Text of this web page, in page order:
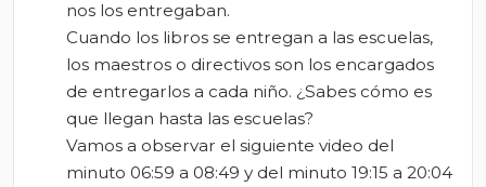
nos los entregaban.
Cuando los libros se entregan a las escuelas,
los maestros o directivos son los encargados
de entregarlos a cada niño. ¿Sabes cómo es
que llegan hasta las escuelas?
Vamos a observar el siguiente video del
minuto 06:59 a 08:49 y del minuto 19:15 a 20:04